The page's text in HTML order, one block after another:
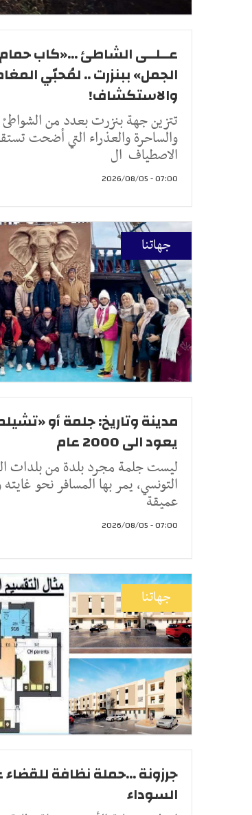
عــلــى الشاطئ ...«كاب
الجمل» ببنزرت .. لمُحبّي
والاستكشاف!
تتزين جهة بنزرت بعدد من الشواطئ
والساحرة والعذراء التي أضحت
الاصطياف ال
07:00 - 2026/08/05
جهاتنا
مدينة وتاريخ: جلمة أو
يعود الى 2000 عام
ليست جلمة مجرد بلدة من بلدات
التونسي، يمر بها المسافر نحو
عميقة
07:00 - 2026/08/05
جهاتنا
جرزونة ...حملة نظافة للقضاء
السوداء